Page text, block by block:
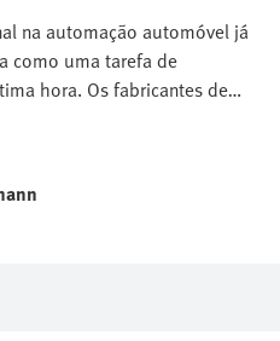
na automação automóvel já
como uma tarefa de
hora. Os fabricantes de
mais rápida e melhor
sem aumentar o esforço de
a produção. Este artigo
abordagem de segurança